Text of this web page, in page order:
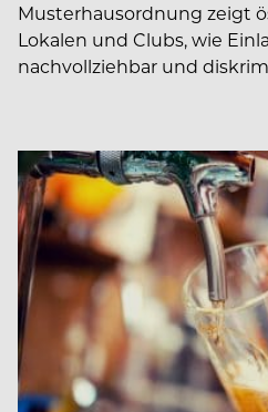
Musterhausordnung zeigt
Lokalen und Clubs, wie
nachvollziehbar und